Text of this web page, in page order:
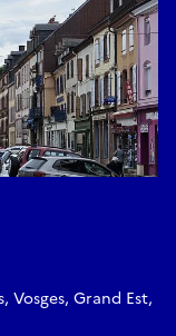
Vosges, Grand Est,